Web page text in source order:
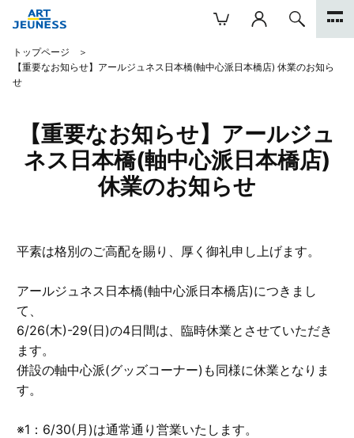
トップページ
【重要なお知らせ】アールジュネス日本橋(軸中心派日本橋店) 休業のお知ら
せ
【重要なお知らせ】アールジュ
ネス日本橋(軸中心派日本橋店)
休業のお知らせ
平素は格別のご高配を賜り、厚く御礼申し上げます。
アールジュネス日本橋(軸中心派日本橋店)につきまし
て、
6/26(木)-29(日)の4日間は、臨時休業とさせていただき
ます。
併設の軸中心派(グッズコーナー)も同様に休業となりま
す。
※1：6/30(月)は通常通り営業いたします。